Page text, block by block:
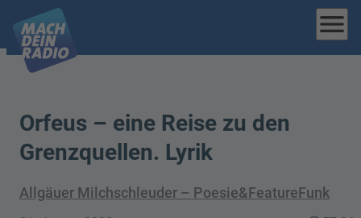
menu
Orfeus – eine Reise zu den
Grenzquellen. Lyrik
Allgäuer Milchschleuder – Poesie&FeatureFunk